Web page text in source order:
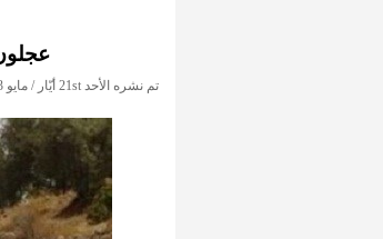
تم نشره الأحد 21st أيّار / مايو 2023 09:27 مساءً